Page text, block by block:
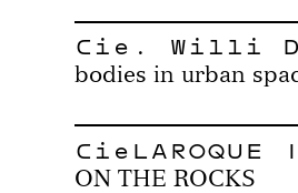
Cie. Willi
bodies in urban
ON THE ROCKS